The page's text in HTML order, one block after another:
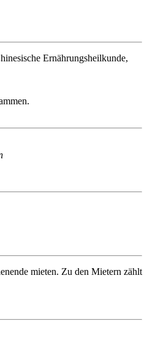
Ernährungsheilkunde,
mieten. Zu den Mietern zählt